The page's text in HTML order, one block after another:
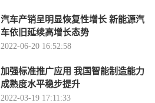
汽车产销呈明显恢复性增长 新能源汽
车依旧延续高增长态势
2022-06-20 16:52:58
加强标准推广应用 我国智能制造能力
成熟度水平稳步提升
2022-03-19 17:11:33